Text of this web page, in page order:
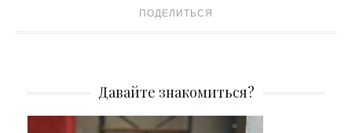
ПОДЕЛИТЬСЯ
Давайте знакомиться?